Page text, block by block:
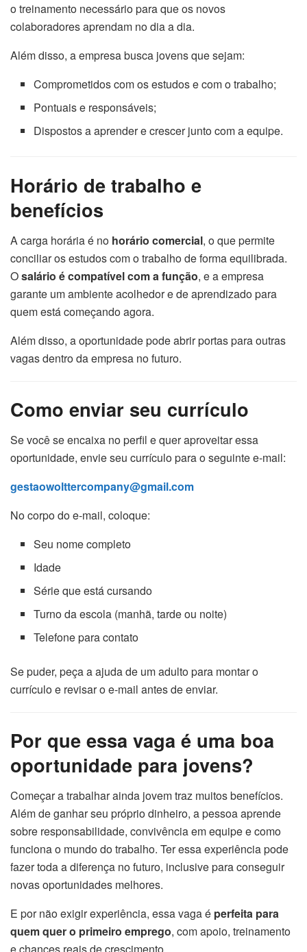
o treinamento necessário para que os novos
colaboradores aprendam no dia a dia.
Além disso, a empresa busca jovens que sejam:
Comprometidos com os estudos e com o trabalho;
Pontuais e responsáveis;
Dispostos a aprender e crescer junto com a equipe.
Horário de trabalho e
benefícios
A carga horária é no horário comercial, o que permite
conciliar os estudos com o trabalho de forma equilibrada.
Osalário é compatível com a função, e a empresa
garante um ambiente acolhedor e de aprendizado para
quem está começando agora.
Além disso, a oportunidade pode abrir portas para outras
vagas dentro da empresa no futuro.
Como enviar seu currículo
Se você se encaixa no perfil e quer aproveitar essa
oportunidade, envie seu currículo para o seguinte e-mail:
gestaowolttercompany@gmail.com
No corpo do e-mail, coloque:
Seu nome completo
Idade
Série que está cursando
Turno da escola (manhã, tarde ou noite)
Telefone para contato
Se puder, peça a ajuda de um adulto para montar o
currículo e revisar o e-mail antes de enviar.
Por que essa vaga é uma boa
oportunidade para jovens?
Começar a trabalhar ainda jovem traz muitos benefícios.
Além de ganhar seu próprio dinheiro, a pessoa aprende
sobre responsabilidade, convivência em equipe e como
funciona o mundo do trabalho. Ter essa experiência pode
fazer toda a diferença no futuro, inclusive para conseguir
novas oportunidades melhores.
E por não exigir experiência, essa vaga é perfeita para
quem quer o primeiro emprego, com apoio, treinamento